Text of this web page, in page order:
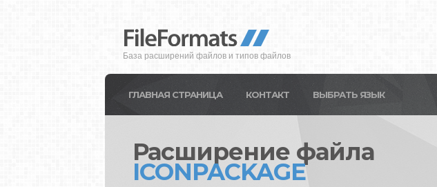
База расширений файлов и типов файлов
ГЛАВНАЯ СТРАНИЦА КОНТАКТ ВЫБРАТЬ ЯЗЫК
Расширение файла
ICONPACKAGE